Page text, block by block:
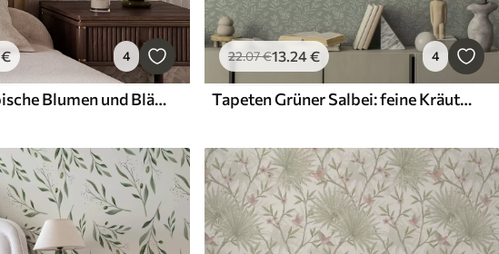
€ 4
Tapeten Tropische Blumen und Blätter in Pastellfarben
22.07€13.24€ 4
Tapeten Grüner Salbei: feine Kräuter und Blütenstände, zartes Muster